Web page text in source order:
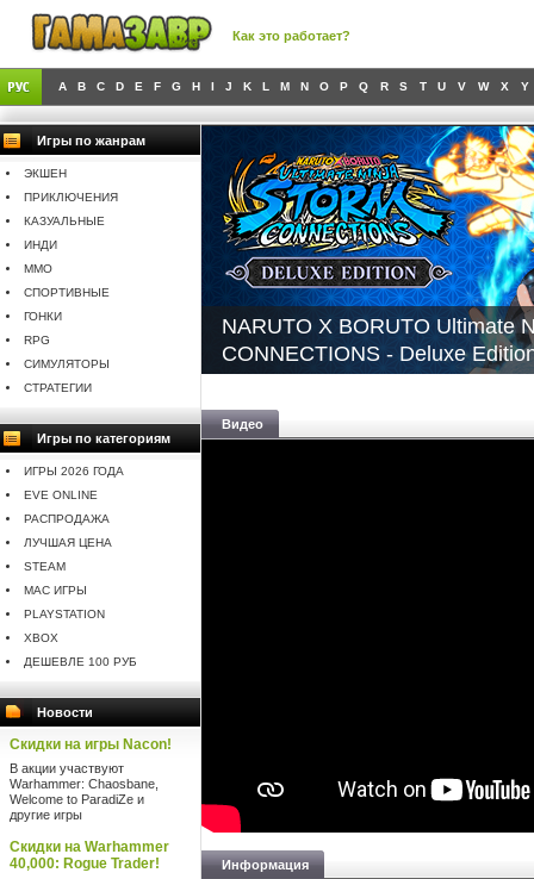
Как это работает?
A B C D E F G H I J K L M N O P Q R S T U V W X Y
Игры по жанрам
ЭКШЕН
ПРИКЛЮЧЕНИЯ
КАЗУАЛЬНЫЕ
ИНДИ
MMO
СПОРТИВНЫЕ
ГОНКИ
RPG
СИМУЛЯТОРЫ
СТРАТЕГИИ
Игры по категориям
ИГРЫ 2026 ГОДА
EVE ONLINE
РАСПРОДАЖА
ЛУЧШАЯ ЦЕНА
STEAM
MAC ИГРЫ
PLAYSTATION
XBOX
ДЕШЕВЛЕ 100 РУБ
Новости
Скидки на игры Nacon!
В акции участвуют
Warhammer: Chaosbane,
Welcome to ParadiZe и
другие игры
Скидки на Warhammer
40,000: Rogue Trader!
NARUTO X BORUTO Ultimate
CONNECTIONS - Deluxe
Видео
Информация